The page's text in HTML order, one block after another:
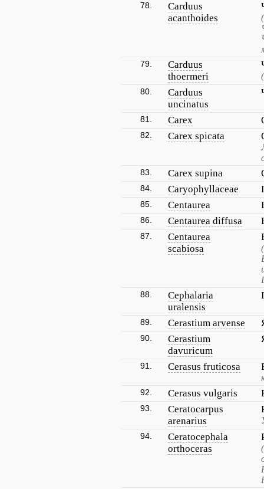
78.
Carduus
acanthoides
79.
Carduus
thoermeri
80.
Carduus
uncinatus
81. Carex
82. Carex spicata
83. Carex supina
84. Caryophyllaceae
85. Centaurea
86. Centaurea diffusa
87.
Centaurea
scabiosa
88.
Cephalaria
uralensis
89. Cerastium arvense
90.
Cerastium
davuricum
91. Cerasus fruticosa
92. Cerasus vulgaris
93.
Ceratocarpus
arenarius
94.
Ceratocephala
orthoceras